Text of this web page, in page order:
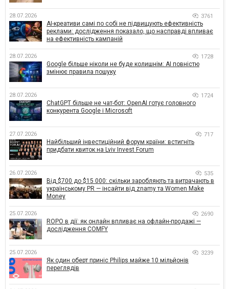
28.07.2026 3761
AI-креативи самі по собі не підвищують ефективність
реклами: дослідження показало, що насправді впливає
на ефективність кампаній
28.07.2026 1728
Google більше ніколи не буде колишнім: AI повністю
змінює правила пошуку
28.07.2026 1724
ChatGPT більше не чат-бот: OpenAI готує головного
конкурента Google і Microsoft
27.07.2026 717
Найбільший інвестиційний форум країни: встигніть
придбати квиток на Lviv Invest Forum
26.07.2026 535
Від $700 до $15 000: скільки заробляють та витрачають в
українському PR — інсайти від znamy та Women Make
Money
25.07.2026 2690
ROPO в дії: як онлайн впливає на офлайн-продажі —
дослідження COMFY
25.07.2026 3239
Як один оберт приніс Philips майже 10 мільйонів
переглядів